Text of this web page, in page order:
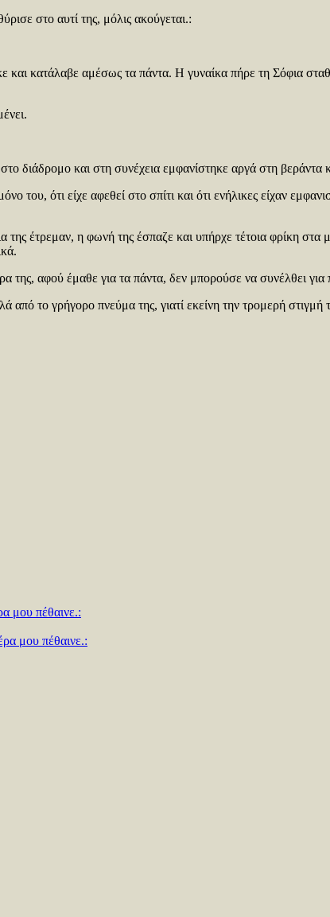
στο αυτί της, μόλις ακούγεται.:
κατάλαβε αμέσως τα πάντα. Η γυναίκα πήρε τη Σόφια
διάδρομο και στη συνέχεια εμφανίστηκε αργά στη βεράντα
ότι είχε αφεθεί στο σπίτι και ότι ενήλικες είχαν
έτρεμαν, η φωνή της έσπαζε και υπήρχε τέτοια φρίκη στα
της, αφού έμαθε για τα πάντα, δεν μπορούσε να συνέλθει για
το γρήγορο πνεύμα της, γιατί εκείνη την τρομερή στιγμή
μου πέθαινε.:
μου πέθαινε.: